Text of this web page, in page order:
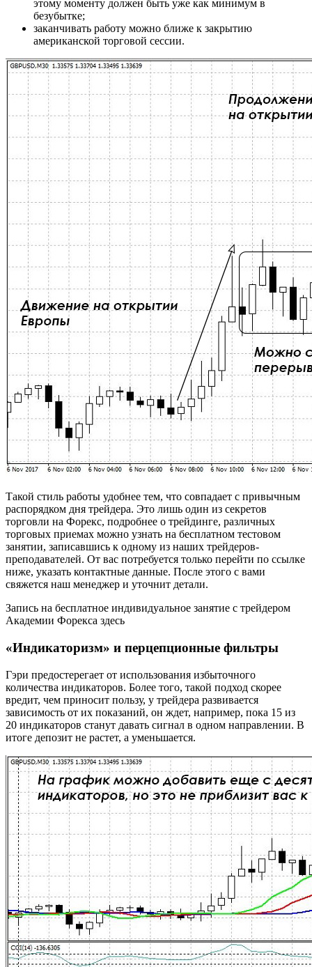
этому моменту должен быть уже как минимум в
безубытке;
заканчивать работу можно ближе к закрытию
американской торговой сессии.
Такой стиль работы удобнее тем, что совпадает с привычным
распорядком дня трейдера. Это лишь один из секретов
торговли на Форекс, подробнее о трейдинге, различных
торговых приемах можно узнать на бесплатном тестовом
занятии, записавшись к одному из наших трейдеров-
преподавателей. От вас потребуется только перейти по ссылке
ниже, указать контактные данные. После этого с вами
свяжется наш менеджер и уточнит детали.
Запись на бесплатное индивидуальное занятие с трейдером
Академии Форекса здесь
«Индикаторизм» и перцепционные фильтры
Гэри предостерегает от использования избыточного
количества индикаторов. Более того, такой подход скорее
вредит, чем приносит пользу, у трейдера развивается
зависимость от их показаний, он ждет, например, пока 15 из
20 индикаторов станут давать сигнал в одном направлении. В
итоге депозит не растет, а уменьшается.